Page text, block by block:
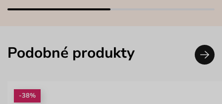
Podobné produkty
-38%